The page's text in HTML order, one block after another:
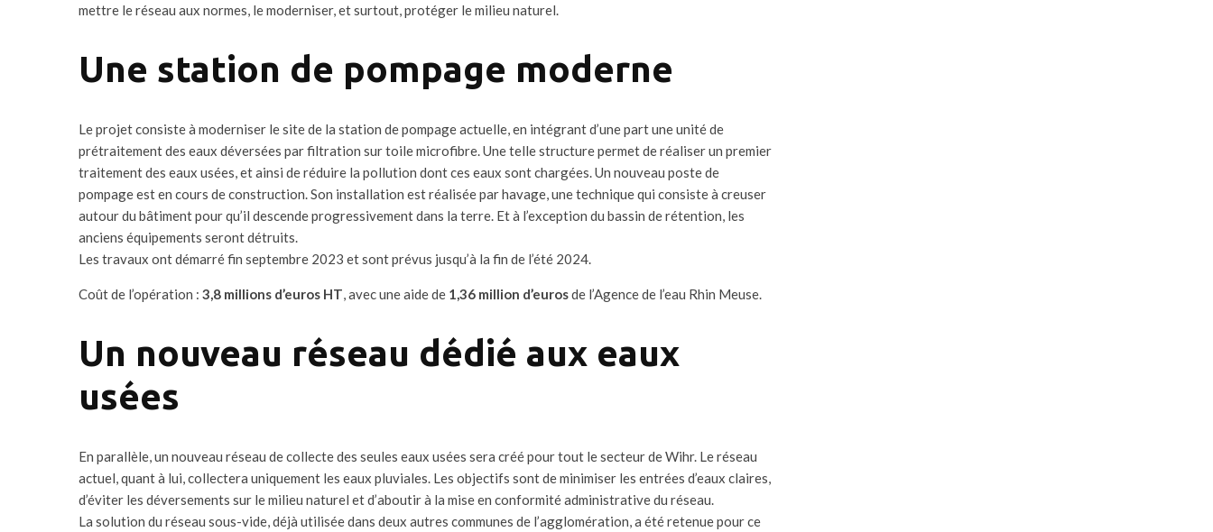
mettre le réseau aux normes, le moderniser, et surtout, protéger le milieu naturel.
Une station de pompage moderne
Le projet consiste à moderniser le site de la station de pompage actuelle, en intégrant d’une part une unité de
prétraitement des eaux déversées par filtration sur toile microfibre. Une telle structure permet de réaliser un premier
traitement des eaux usées, et ainsi de réduire la pollution dont ces eaux sont chargées. Un nouveau poste de
pompage est en cours de construction. Son installation est réalisée par havage, une technique qui consiste à creuser
autour du bâtiment pour qu’il descende progressivement dans la terre. Et à l’exception du bassin de rétention, les
anciens équipements seront détruits.
Les travaux ont démarré fin septembre 2023 et sont prévus jusqu’à la fin de l’été 2024.
Coût de l’opération : 3,8 millions d’euros HT, avec une aide de 1,36 million d’eurosde l’Agence de l’eau Rhin Meuse.
Un nouveau réseau dédié aux eaux
usées
En parallèle, un nouveau réseau de collecte des seules eaux usées sera créé pour tout le secteur de Wihr. Le réseau
actuel, quant à lui, collectera uniquement les eaux pluviales. Les objectifs sont de minimiser les entrées d’eaux claires,
d’éviter les déversements sur le milieu naturel et d’aboutir à la mise en conformité administrative du réseau.
La solution du réseau sous-vide, déjà utilisée dans deux autres communes de l’agglomération, a été retenue pour ce